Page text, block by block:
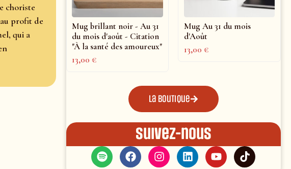
choriste
profit de
qui a
Mug brillant noir - Au 31
du mois d'août - Citation
"À la santé des amoureux"
13,00€
Mug Au 31 du mois
d'Août
13,00€
La boutique
Suivez-nous